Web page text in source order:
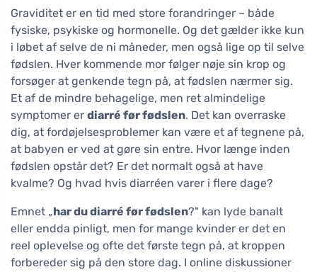
Graviditet er en tid med store forandringer – både
fysiske, psykiske og hormonelle. Og det gælder ikke kun
i løbet af selve de ni måneder, men også lige op til selve
fødslen. Hver kommende mor følger nøje sin krop og
forsøger at genkende tegn på, at fødslen nærmer sig.
Et af de mindre behagelige, men ret almindelige
symptomer er diarré før fødslen. Det kan overraske
dig, at fordøjelsesproblemer kan være et af tegnene på,
at babyen er ved at gøre sin entre. Hvor længe inden
fødslen opstår det? Er det normalt også at have
kvalme? Og hvad hvis diarréen varer i flere dage?
Emnet „har du diarré før fødslen?" kan lyde banalt
eller endda pinligt, men for mange kvinder er det en
reel oplevelse og ofte det første tegn på, at kroppen
forbereder sig på den store dag. I online diskussioner